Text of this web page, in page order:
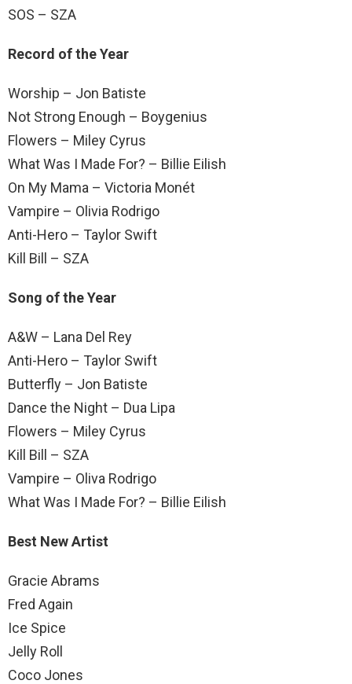
SOS – SZA
Record of the Year
Worship – Jon Batiste
Not Strong Enough – Boygenius
Flowers – Miley Cyrus
What Was I Made For? – Billie Eilish
On My Mama – Victoria Monét
Vampire – Olivia Rodrigo
Anti-Hero – Taylor Swift
Kill Bill – SZA
Song of the Year
A&W – Lana Del Rey
Anti-Hero – Taylor Swift
Butterfly – Jon Batiste
Dance the Night – Dua Lipa
Flowers – Miley Cyrus
Kill Bill – SZA
Vampire – Oliva Rodrigo
What Was I Made For? – Billie Eilish
Best New Artist
Gracie Abrams
Fred Again
Ice Spice
Jelly Roll
Coco Jones